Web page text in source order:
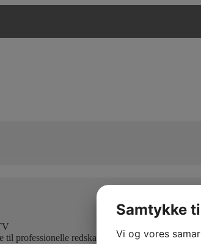
professionelle redskaber og maksimal kapacitet
Samtykke
Vi og vores